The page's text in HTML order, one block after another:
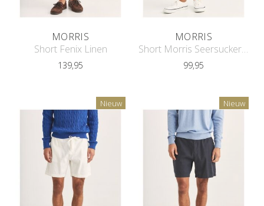
MORRIS
Short Fenix Linen
139,95
MORRIS
Short Morris Seersucker Bathing Trun
99,95
Nieuw Nieuw